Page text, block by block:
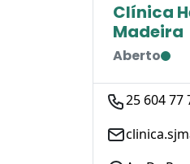
Clínica
Madeira
Aberto
25 604 77